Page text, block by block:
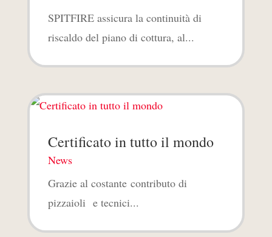
SPITFIRE assicura la continuità di
riscaldo del piano di cottura, al...
Certificato in tutto il mondo
News
Grazie al costante contributo di
pizzaioli e tecnici...